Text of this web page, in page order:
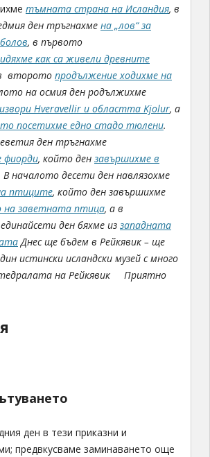
тъмната страна на Исландия, в
ден тръгнахме на „лов“ за
, в първото
как са живели древните
второто продължение ходихме на
на осмия ден родължихме
Hveravellir и областта Kjolur, а
посетихме едно стадо тюлени.
ден тръгнахме
фиорди, който ден завършихме в
В началото десети ден навлязохме
птиците, който ден завършихме
на заветната птица, а в
ден бяхме из западната
Днес ще бъдем в Рейкявик – ще
истински исландски музей с много
на Рейкявик
Приятно
ден в тези приказни и
предвкусваме заминаването още